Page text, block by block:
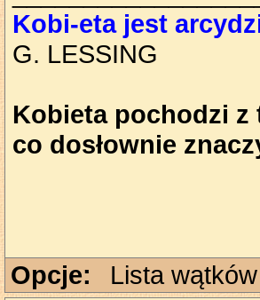
Kobi-eta jest
G. LESSING
Kobieta pochodzi z
co dosłownie
Opcje: Lista wątków